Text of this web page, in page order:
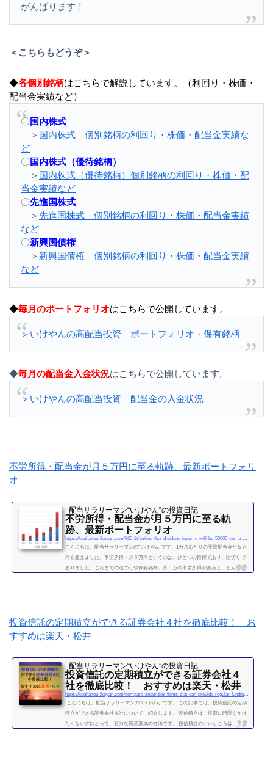
がんばります！
＜こちらもどうぞ＞
◆各個別銘柄はこちらで解説しています。（利回り・株価・
配当金実績など）
〇国内株式
＞ 国内株式 個別銘柄の利回り・株価・配当金実績な
ど
〇国内株式（優待銘柄）
＞ 国内株式（優待銘柄）個別銘柄の利回り・株価・配
当金実績など
〇先進国株式
＞ 先進国株式 個別銘柄の利回り・株価・配当金実績
など
〇新興国債権
＞ 新興国債権 個別銘柄の利回り・株価・配当金実績
など
◆毎月のポートフォリオはこちらで公開しています。
＞ いけやんの高配当投資 ポートフォリオ・保有銘柄
◆毎月の配当金入金状況はこちらで公開しています。
＞ いけやんの高配当投資 配当金の入金状況
不労所得・配当金が月５万円に至る軌跡、最新ポートフォリ
オ
配当サラリーマン“いけやん”の投資日記 ​
不労所得・配当金が月５万円に至る軌
跡、最新ポートフォリオ
こんにちは。配当サラリーマンの“いけやん”です。1カ月あたりの受取配当金が５万
円を超えました。不労所得・月５万円というのは、ひとつの目標であり、区切りで
ありました。これまでの道のりや保有銘柄、月５万の不労所得があると、どんな心
続きを読む
投資信託の定期積立ができる証券会社４社を徹底比較！ お
すすめは楽天・松井
配当サラリーマン“いけやん”の投資日記 ​
投資信託の定期積立ができる証券会社４
社を徹底比較！ おすすめは楽天・松井
こんにちは。配当サラリーマンの“いけやん”です。 この記事では、投資信託の定期
積立ができる証券会社４社について、紹介します。 投信積立は、投資に時間をかけ
たくない方にとって、有力な資産形成の方法です。 投信積立のいいところは、一度